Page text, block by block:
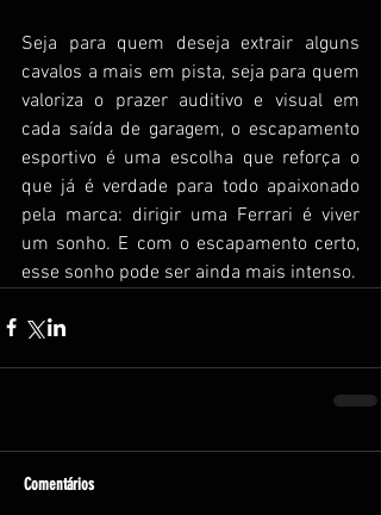
Seja para quem deseja extrair alguns
cavalos a mais em pista, seja para quem
valoriza o prazer auditivo e visual em
cada saída de garagem, o escapamento
esportivo é uma escolha que reforça o
que já é verdade para todo apaixonado
pela marca: dirigir uma Ferrari é viver
um sonho. E com o escapamento certo,
esse sonho pode ser ainda mais intenso.
Comentários